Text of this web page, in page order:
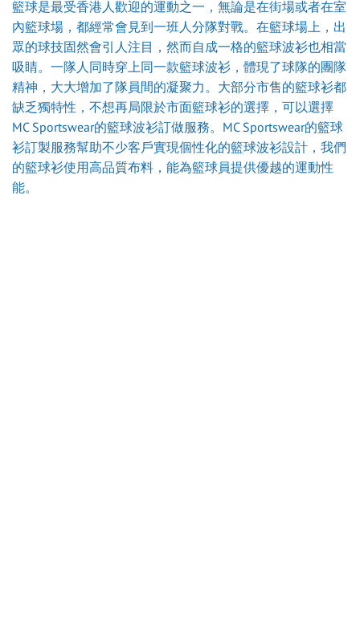
籃球是最受香港人歡迎的運動之一，無論是在街場或者在室
內籃球場，都經常會見到一班人分隊對戰。在籃球場上，出
眾的球技固然會引人注目，然而自成一格的籃球波衫也相當
吸睛。一隊人同時穿上同一款籃球波衫，體現了球隊的團隊
精神，大大增加了隊員間的凝聚力。大部分市售的籃球衫都
缺乏獨特性，不想再局限於市面籃球衫的選擇，可以選擇
MC Sportswear的籃球波衫訂做服務。MC Sportswear的籃球
衫訂製服務幫助不少客戶實現個性化的籃球波衫設計，我們
的籃球衫使用高品質布料，能為籃球員提供優越的運動性
能。